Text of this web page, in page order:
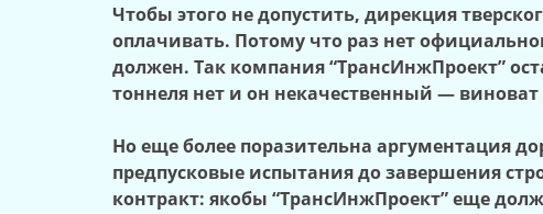
Чтобы этого не допустить, дирекция
оплачивать. Потому что раз нет
должен. Так компания “ТрансИнжПроект”
тоннеля нет и он некачественный —
Но еще более поразительна аргументация
предпусковые испытания до завершения
контракт: якобы “ТрансИнжПроект” еще